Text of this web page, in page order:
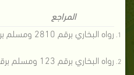
المراجع
رواه البخاري برقم 2810 ومسلم برقم 1904.
رواه البخاري برقم 123 ومسلم برقم 150 من كتاب الإمارة.